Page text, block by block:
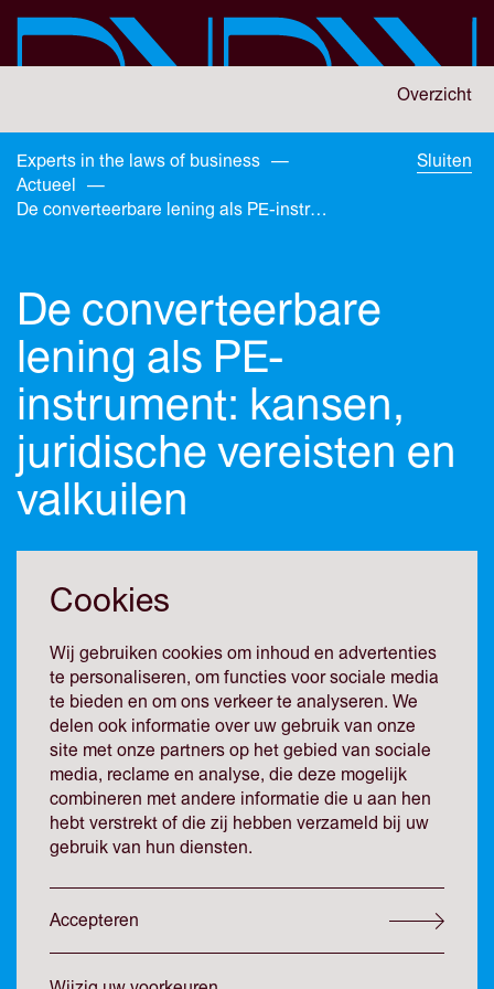
Overzicht
You
are
here:
Experts in the laws of business —
Actueel
—
De converteerbare lening als PE-instrument: kansen, juridische vereisten en valkuilen
Sluiten
De converteerbare
lening als PE-
instrument: kansen,
juridische vereisten en
valkuilen
De converteerbare lening als PE-
instrument: kansen, juridische
vereisten en valkuilen
In een markt waar waarderingen onder druk staan,
(her)financieringsrondes stroperiger verlopen en covenant-
breaches bij mid-market portfolio-ondernemingen
toenemen, duikt steeds vaker de converteerbare lening
traditionele debt niet altijd passen. Te denken valt aan
private-equitytransacties en herstructureringen, met name
bij start-ups en scale-ups. Dit instrument is aantrekkelijk
Cookies
Wij gebruiken cookies om inhoud en advertenties
te personaliseren, om functies voor sociale media
te bieden en om ons verkeer te analyseren. We
delen ook informatie over uw gebruik van onze
site met onze partners op het gebied van sociale
media, reclame en analyse, die deze mogelijk
combineren met andere informatie die u aan hen
hebt verstrekt of die zij hebben verzameld bij uw
gebruik van hun diensten.
Accepteren